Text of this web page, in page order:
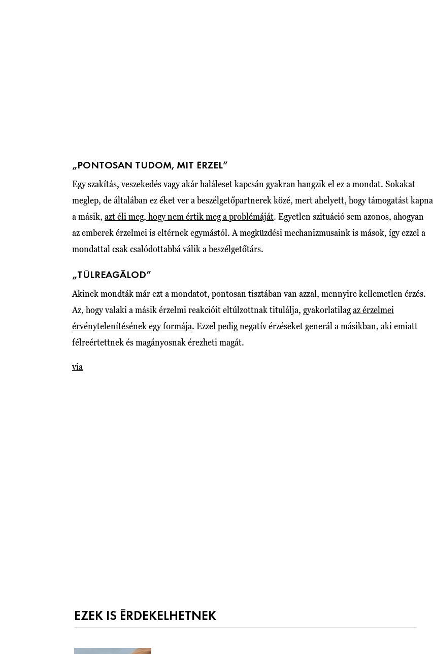
„PONTOSAN TUDOM, MIT ÉRZEL”
Egy szakítás, veszekedés vagy akár haláleset kapcsán gyakran hangzik el ez a mondat. Sokakat
meglep, de általában ez éket ver a beszélgetőpartnerek közé, mert ahelyett, hogy támogatást kapna
a másik, azt éli meg, hogy nem értik meg a problémáját. Egyetlen szituáció sem azonos, ahogyan
az emberek érzelmei is eltérnek egymástól. A megküzdési mechanizmusaink is mások, így ezzel a
mondattal csak csalódottabbá válik a beszélgetőtárs.
„TÚLREAGÁLOD”
Akinek mondták már ezt a mondatot, pontosan tisztában van azzal, mennyire kellemetlen érzés.
Az, hogy valaki a másik érzelmi reakcióit eltúlzottnak titulálja, gyakorlatilagaz érzelmei
érvénytelenítésének egy formája. Ezzel pedig negatív érzéseket generál a másikban, aki emiatt
félreértettnek és magányosnak érezheti magát.
via
EZEK IS ÉRDEKELHETNEK